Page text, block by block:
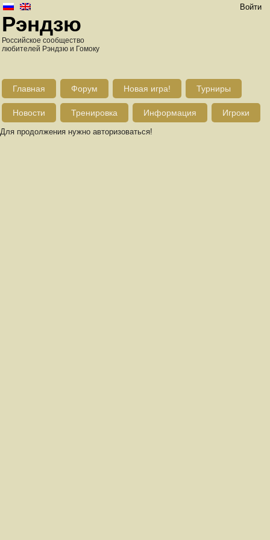
Войти
Рэндзю
Российское сообщество
любителей Рэндзю и Гомоку
Главная Форум Новая игра! Турниры
Новости Тренировка Информация Игроки
Для продолжения нужно авторизоваться!